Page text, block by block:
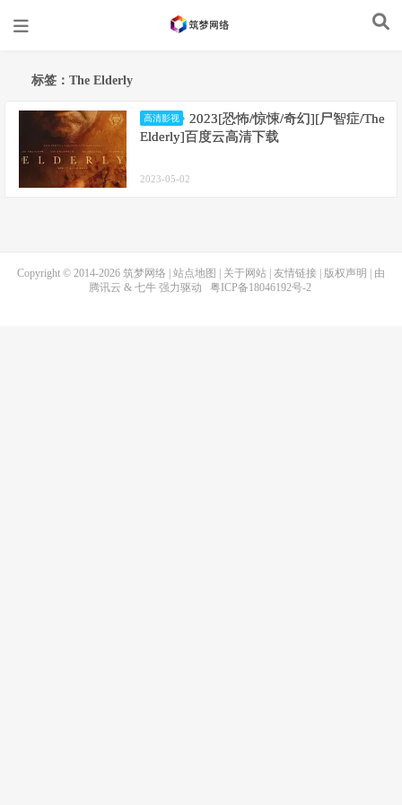
标签：The Elderly
高清影视
2023[恐怖/惊悚/奇幻][尸智症/The
Elderly]百度云高清下载
2023-05-02
Copyright © 2014-2026 筑梦网络 站点地图 关于网站 友情链接 版权声明
| 由
腾讯云 & 七牛强力驱动 粤ICP备18046192号-2